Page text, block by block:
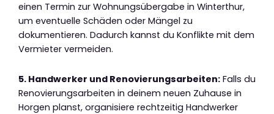
einen Termin zur Wohnungsübergabe in Winterthur,
um eventuelle Schäden oder Mängel zu
dokumentieren. Dadurch kannst du Konflikte mit dem
Vermieter vermeiden.
5. Handwerker und Renovierungsarbeiten: Falls du
Renovierungsarbeiten in deinem neuen Zuhause in
Horgen planst, organisiere rechtzeitig Handwerker